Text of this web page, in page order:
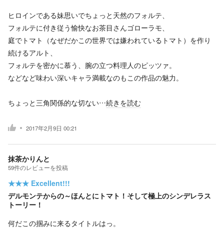
ヒロインである妹思いでちょっと天然のフォルテ、
フォルテに付き従う愉快なお茶目さんゴローラモ、
庭でトマト（なぜだかこの世界では嫌われているトマト）を作り
続けるアルト、
フォルテを密かに慕う、腕の立つ料理人のピッツァ。
などなど味わい深いキャラ満載なのもこの作品の魅力。
ちょっと三角関係的な切ない…続きを読む
2017年2月9日 00:21
抹茶かりんと
59件のレビューを投稿
★★★ Excellent!!!
デルモンテからの～ほんとにトマト！そして極上のシンデレラス
トーリー！
何だこの掴みに来るタイトルはっ。